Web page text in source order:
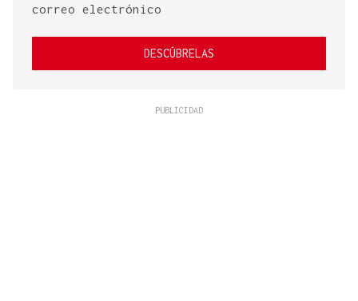
correo electrónico
DESCÚBRELAS